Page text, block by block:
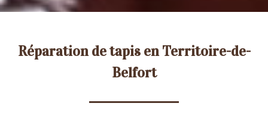
Réparation de tapis en Territoire-de-
Belfort